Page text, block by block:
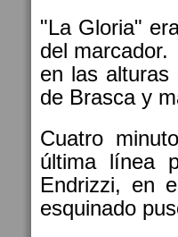
"La Gloria"
del
en las alturas
de Brasca y
Cuatro
última línea
Endrizzi, en
esquinado